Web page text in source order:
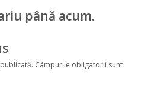
până acum.
Câmpurile obligatorii sunt